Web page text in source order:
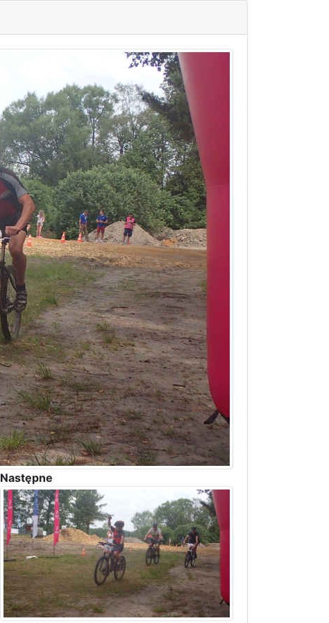
Następne